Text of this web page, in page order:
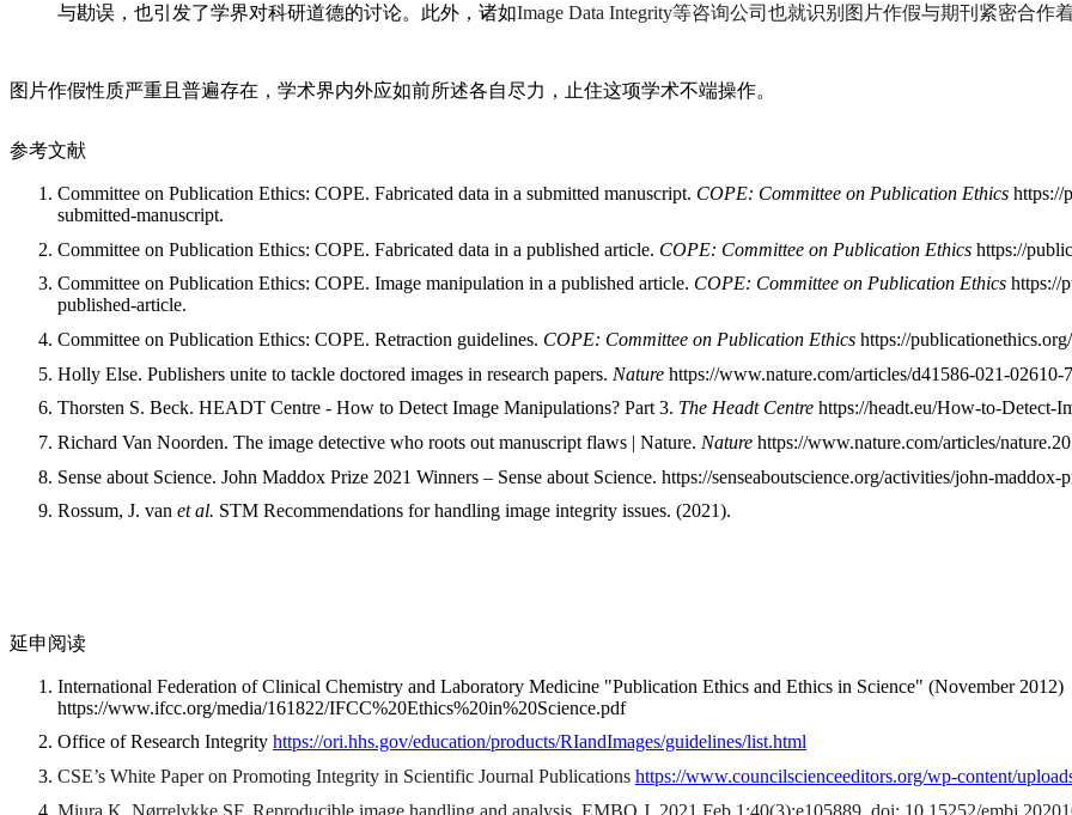
与勘误，也引发了学界对科研道德的讨论。此外，诸如Image Data Integrity等咨询公司也就识别图片作假与期刊紧密合作
图片作假性质严重且普遍存在，学术界内外应如前所述各自尽力，止住这项学术不端操作。
参考文献
Committee on Publication Ethics: COPE. Fabricated data in a submitted manuscript. COPE: Committee on Publication Ethics https://
submitted-manuscript.
Committee on Publication Ethics: COPE. Fabricated data in a published article. COPE: Committee on Publication Ethics https://
Committee on Publication Ethics: COPE. Image manipulation in a published article. COPE: Committee on Publication Ethics https://
published-article.
Committee on Publication Ethics: COPE. Retraction guidelines. COPE: Committee on Publication Ethics https://
Holly Else. Publishers unite to tackle doctored images in research papers. Nature https://www.nature.com/articles/d41586-021-02610-
Thorsten S. Beck. HEADT Centre - How to Detect Image Manipulations? Part 3. The Headt Centre https://headt.eu/How-to-Detect-
Richard Van Noorden. The image detective who roots out manuscript flaws | Nature. Nature https://www.nature.com/articles/
Sense about Science. John Maddox Prize 2021 Winners – Sense about Science. https://senseaboutscience.org/activities/john-
Rossum, J. van et al. STM Recommendations for handling image integrity issues. (2021).
延申阅读
International Federation of Clinical Chemistry and Laboratory Medicine "Publication Ethics and Ethics in Science" (November 2012)
https://www.ifcc.org/media/161822/IFCC%20Ethics%20in%20Science.pdf
Office of Research Integrity https://ori.hhs.gov/education/products/RIandImages/guidelines/list.html
CSE’s White Paper on Promoting Integrity in Scientific Journal Publications https://www.councilscienceeditors.org/wp-content/
Miura K, Nørrelykke SF. Reproducible image handling and analysis. EMBO J. 2021 Feb 1;40(3):e105889. doi: 10.15252/